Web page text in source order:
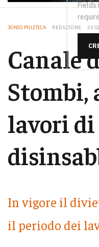
Fields
JONIO POLITICA REDAZIONE 23
Canale
Stombi,
lavori di
In vigore il
il periodo dei